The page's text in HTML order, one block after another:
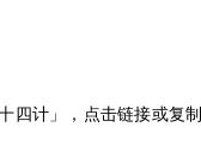
四计」，点击链接或复